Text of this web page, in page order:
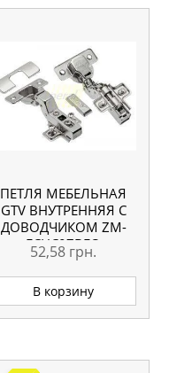
ПЕТЛЯ МЕБЕЛЬНАЯ
GTV ВНУТРЕННЯЯ С
ДОВОДЧИКОМ ZM-
ECHC07BEO
52,58 грн.
В корзину